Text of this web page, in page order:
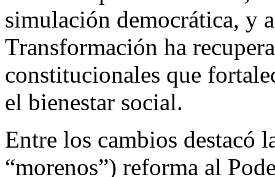
simulación democrática, y
Transformación ha
constitucionales que
el bienestar social.
Entre los cambios destacó
“morenos”) reforma al